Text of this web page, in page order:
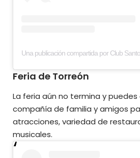
Feria de Torreón
La feria aún no termina y puedes
compañía de familia y amigos
atracciones, variedad de
musicales.